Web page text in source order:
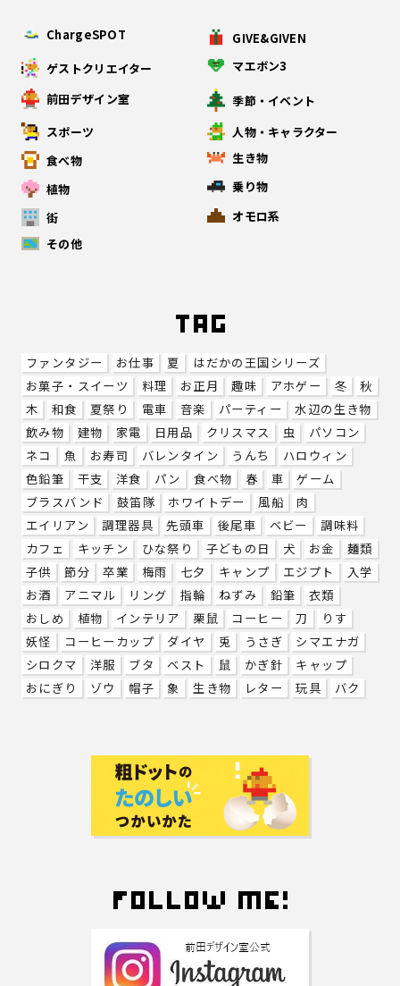
ChargeSPOT
GIVE&GIVEN
ゲストクリエイター
マエボン3
前田デザイン室
季節・イベント
スポーツ
人物・キャラクター
食べ物
生き物
植物
乗り物
街
オモロ系
その他
ファンタジー お仕事 夏
はだかの王国シリーズ
お菓子・スイーツ
料理 お正月 趣味 アホゲー 冬
秋
木
和食 夏祭り 電車 音楽 パーティー
水辺の生き物
飲み物
建物 家電 日用品 クリスマス 虫
パソコン
ネコ
魚 お寿司 バレンタイン うんち
ハロウィン
色鉛筆
干支 洋食 パン 食べ物 春 車
ゲーム
ブラスバンド
鼓笛隊 ホワイトデー 風船
肉
エイリアン
調理器具 先頭車 後尾車 ベビー
調味料
カフェ
キッチン ひな祭り 子どもの日 犬 お金
麺類
子供
節分 卒業 梅雨 七夕 キャンプ エジプト
入学
お酒
アニマル リング 指輪 ねずみ 鉛筆
衣類
おしめ
植物 インテリア 栗鼠 コーヒー 刀
りす
妖怪
コーヒーカップ ダイヤ 兎 うさぎ
シマエナガ
シロクマ
洋服 ブタ ベスト 鼠 かぎ針
キャップ
おにぎり
ゾウ 帽子 象 生き物 レター 玩具 バク